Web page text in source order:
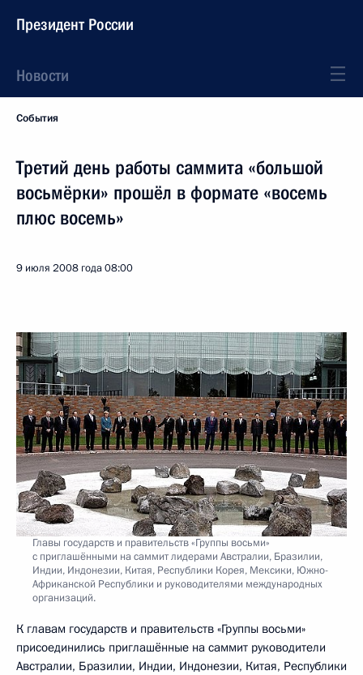
Президент России
Новости
События
Третий день работы саммита «большой
восьмёрки» прошёл в формате «восемь
плюс восемь»
9 июля 2008 года08:00
Главы государств и правительств «Группы восьми»
с приглашёнными на саммит лидерами Австралии, Бразилии,
Индии, Индонезии, Китая, Республики Корея, Мексики, Южно-
Африканской Республики и руководителями международных
организаций.
К главам государств и правительств «Группы восьми»
присоединились приглашённые на саммит руководители
Австралии, Бразилии, Индии, Индонезии, Китая, Республики